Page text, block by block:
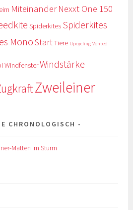
Miteinander Nexxt One 150
Spiderkites Spiderkites
MonoStartTiere Upcycling Vented
WindfensterWindstärke
Zweileiner
CHRONOLOGISCH
Matten im Sturm